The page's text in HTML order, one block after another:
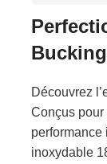
Découvrez
Conçus
performance
inoxydable